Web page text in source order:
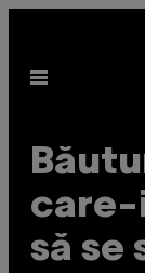
content
Open
care-
să se